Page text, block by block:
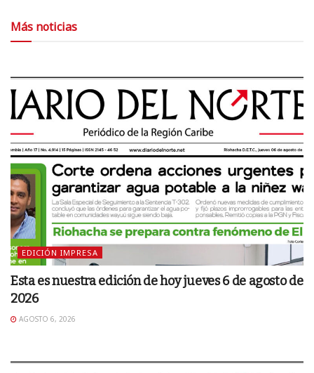
Más noticias
EDICIÓN IMPRESA
Esta es nuestra edición de hoy jueves 6 de agosto de
2026
AGOSTO 6, 2026